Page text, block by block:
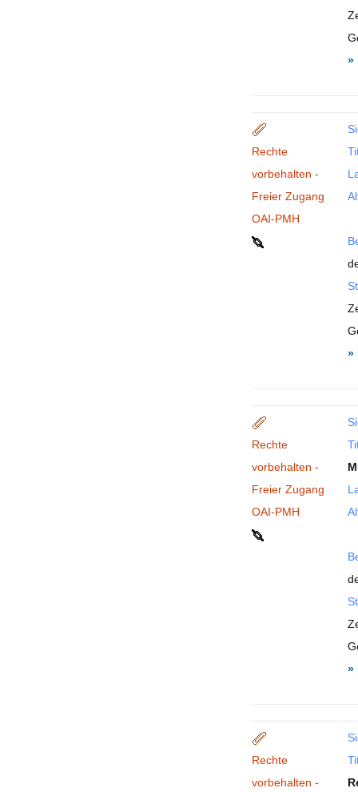
»
Rechte
vorbehalten -
Freier Zugang
OAI-PMH
»
Rechte
vorbehalten -
Freier Zugang
OAI-PMH
»
Rechte
vorbehalten -